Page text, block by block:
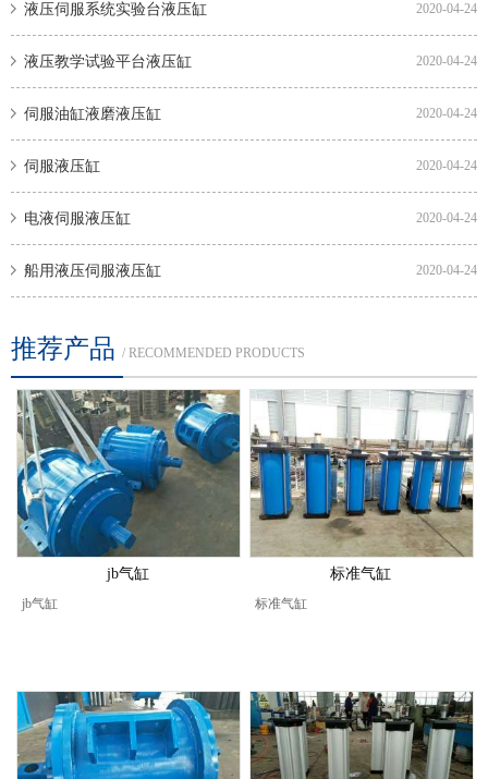
2020-04-24
液压伺服系统实验台液压缸
2020-04-24
液压教学试验平台液压缸
2020-04-24
伺服油缸液磨液压缸
2020-04-24
伺服液压缸
2020-04-24
电液伺服液压缸
2020-04-24
船用液压伺服液压缸
推荐产品 / RECOMMENDED PRODUCTS
jb气缸
jb气缸
标准气缸
标准气缸